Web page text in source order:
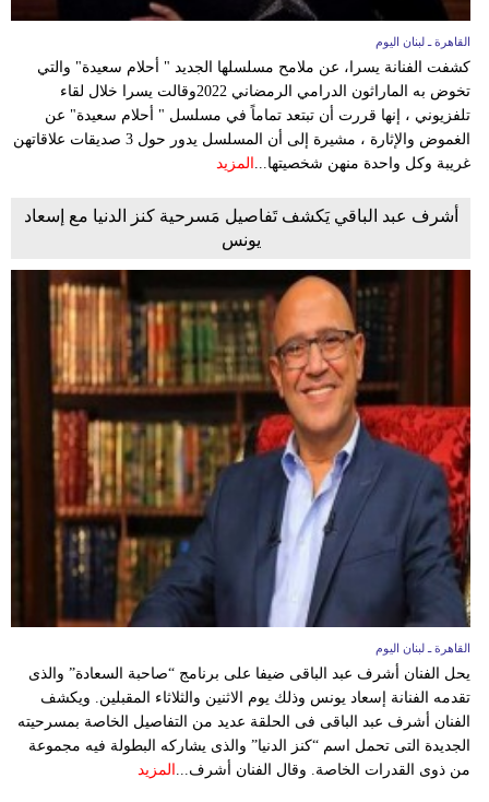
القاهرة ـ لبنان اليوم
كشفت الفنانة يسرا، عن ملامح مسلسلها الجديد " أحلام سعيدة" والتي
تخوض به الماراثون الدرامي الرمضاني 2022وقالت يسرا خلال لقاء
تلفزيوني ، إنها قررت أن تبتعد تماماً في مسلسل " أحلام سعيدة" عن
الغموض والإثارة ، مشيرة إلى أن المسلسل يدور حول 3 صديقات علاقاتهن
غريبة وكل واحدة منهن شخصيتها... المزيد
أشرف عبد الباقي يَكشف تَفاصيل مَسرحية كنز الدنيا مع إسعاد
يونس
القاهرة ـ لبنان اليوم
يحل الفنان أشرف عبد الباقى ضيفا على برنامج “صاحبة السعادة” والذى
تقدمه الفنانة إسعاد يونس وذلك يوم الاثنين والثلاثاء المقبلين. ويكشف
الفنان أشرف عبد الباقى فى الحلقة عديد من التفاصيل الخاصة بمسرحيته
الجديدة التى تحمل اسم “كنز الدنيا” والذى يشاركه البطولة فيه مجموعة
من ذوى القدرات الخاصة. وقال الفنان أشرف... المزيد